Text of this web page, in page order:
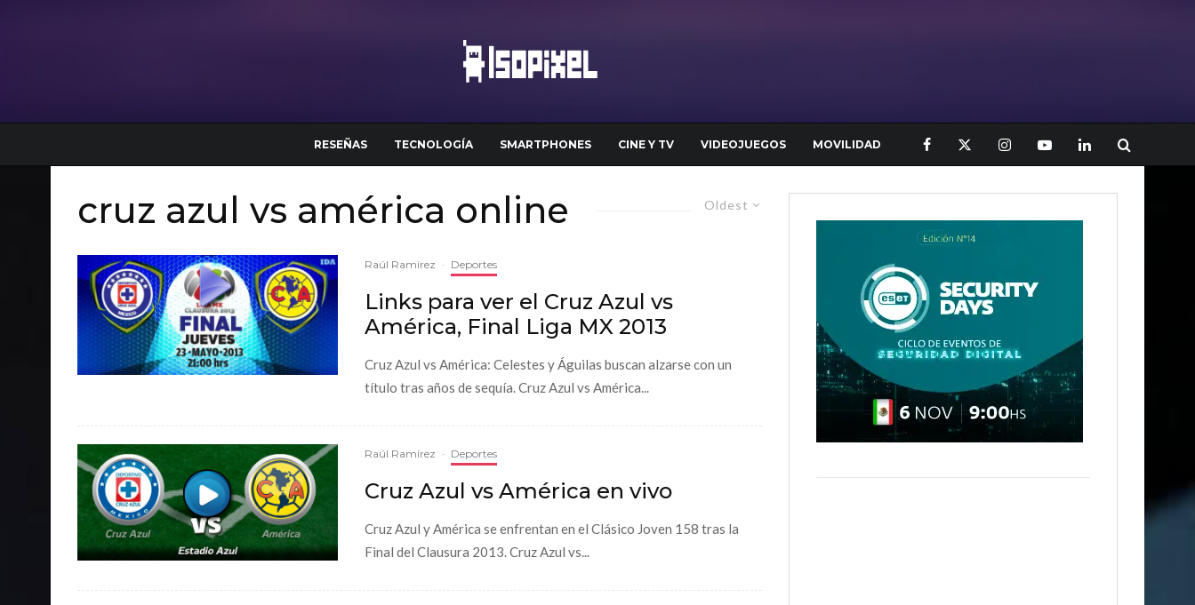
RESEÑAS TECNOLOGÍA SMARTPHONES CINE Y TV VIDEOJUEGOS MOVILIDAD
Oldest
cruz azul vs américa online
Raúl Ramírez · Deportes
Links para ver el Cruz Azul vs
América, Final Liga MX 2013
Cruz Azul vs América: Celestes y Águilas buscan alzarse con un
título tras años de sequía. Cruz Azul vs América...
Raúl Ramírez · Deportes
Cruz Azul vs América en vivo
Cruz Azul y América se enfrentan en el Clásico Joven 158 tras la
Final del Clausura 2013. Cruz Azul vs...